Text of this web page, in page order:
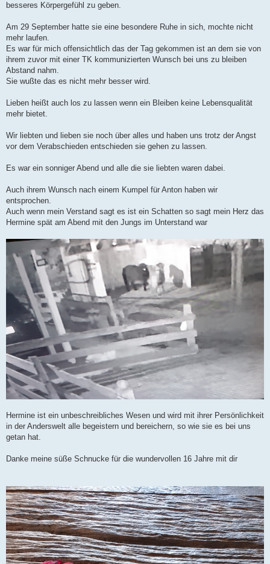
besseres Körpergefühl zu geben.
Am 29 September hatte sie eine besondere Ruhe in sich, mochte nicht
mehr laufen.
Es war für mich offensichtlich das der Tag gekommen ist an dem sie von
ihrem zuvor mit einer TK kommunizierten Wunsch bei uns zu bleiben
Abstand nahm.
Sie wußte das es nicht mehr besser wird.
Lieben heißt auch los zu lassen wenn ein Bleiben keine Lebensqualität
mehr bietet.
Wir liebten und lieben sie noch über alles und haben uns trotz der Angst
vor dem Verabschieden entschieden sie gehen zu lassen.
Es war ein sonniger Abend und alle die sie liebten waren dabei.
Auch ihrem Wunsch nach einem Kumpel für Anton haben wir
entsprochen.
Auch wenn mein Verstand sagt es ist ein Schatten so sagt mein Herz das
Hermine spät am Abend mit den Jungs im Unterstand war
Hermine ist ein unbeschreibliches Wesen und wird mit ihrer Persönlichkeit
in der Anderswelt alle begeistern und bereichern, so wie sie es bei uns
getan hat.
Danke meine süße Schnucke für die wundervollen 16 Jahre mit dir